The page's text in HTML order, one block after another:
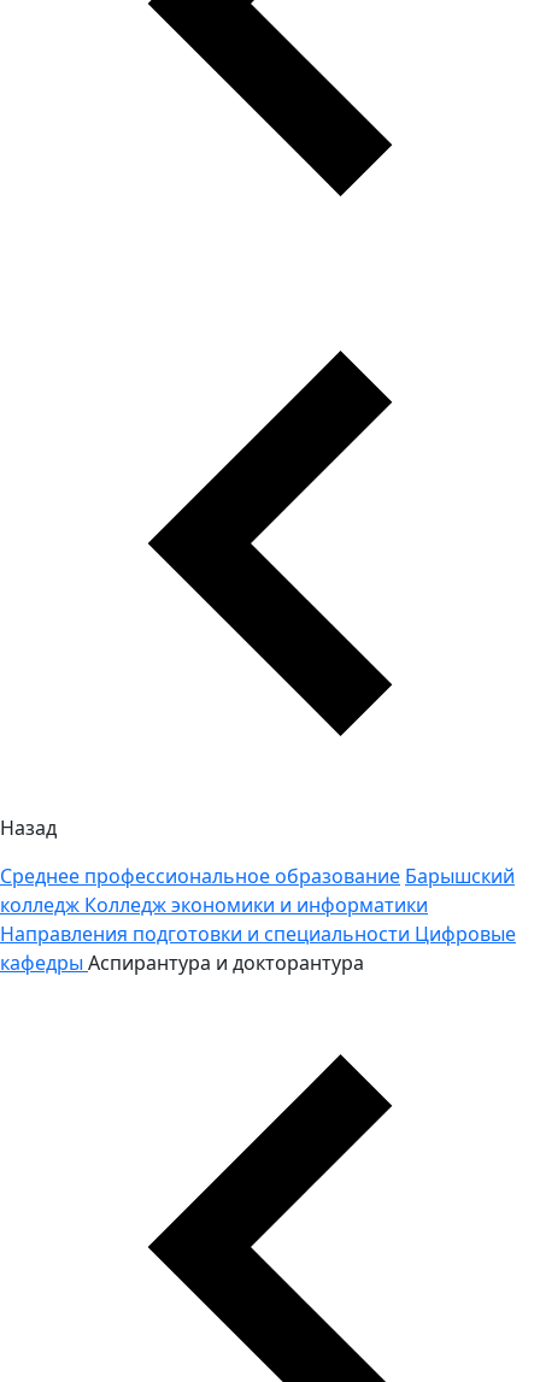
Назад
Среднее профессиональное образование Барышский
колледж Колледж экономики и информатики
Направления подготовки и специальности Цифровые
кафедры Аспирантура и докторантура